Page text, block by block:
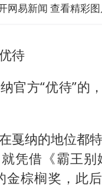
网易新闻 查看精彩
待
官方“优待”的
戛纳的地位都
凭借《霸王别
金棕榈奖，此